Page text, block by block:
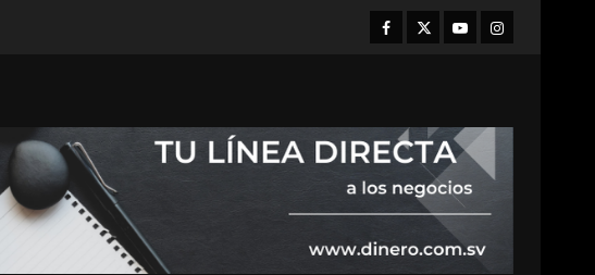
Facebook
TwitterYoutubeInstagram